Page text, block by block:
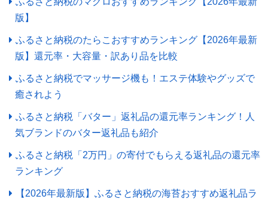
版】
ふるさと納税のたらこおすすめランキング【2026年最新
版】還元率・大容量・訳あり品を比較
ふるさと納税でマッサージ機も！エステ体験やグッズで
癒されよう
ふるさと納税「バター」返礼品の還元率ランキング！人
気ブランドのバター返礼品も紹介
ふるさと納税「2万円」の寄付でもらえる返礼品の還元率
ランキング
【2026年最新版】ふるさと納税の海苔おすすめ返礼品ラ